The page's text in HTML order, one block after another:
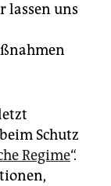
lassen uns
Schutz
Regime“.